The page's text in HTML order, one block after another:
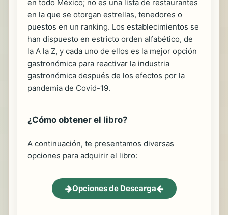
en todo México; no es una lista de restaurantes
en la que se otorgan estrellas, tenedores o
puestos en un ranking. Los establecimientos se
han dispuesto en estricto orden alfabético, de
la A la Z, y cada uno de ellos es la mejor opción
gastronómica para reactivar la industria
gastronómica después de los efectos por la
pandemia de Covid-19.
¿Cómo obtener el libro?
A continuación, te presentamos diversas
opciones para adquirir el libro:
Opciones de Descarga